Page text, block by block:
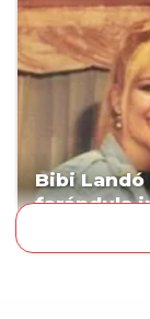
Bibi
farándula